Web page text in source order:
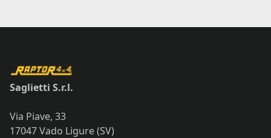
Saglietti S.r.l.
Via Piave, 33
17047 Vado Ligure (SV)